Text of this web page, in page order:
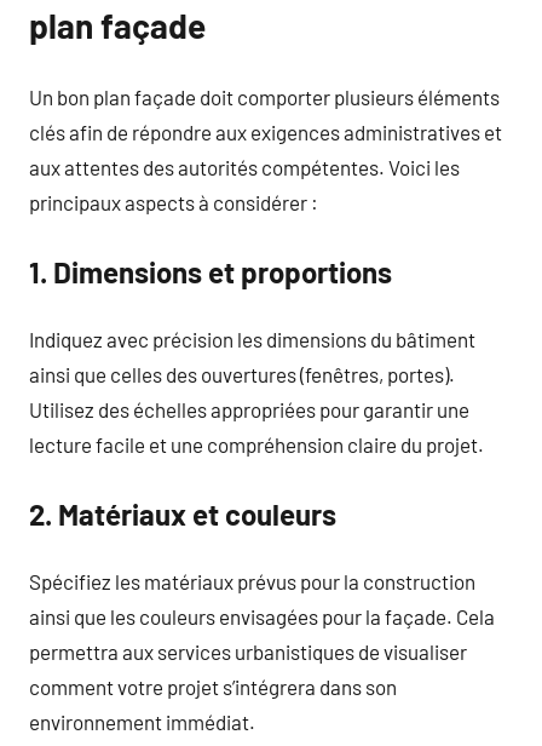
plan façade
Un bon plan façade doit comporter plusieurs éléments
clés afin de répondre aux exigences administratives et
aux attentes des autorités compétentes. Voici les
principaux aspects à considérer :
1. Dimensions et proportions
Indiquez avec précision les dimensions du bâtiment
ainsi que celles des ouvertures (fenêtres, portes).
Utilisez des échelles appropriées pour garantir une
lecture facile et une compréhension claire du projet.
2. Matériaux et couleurs
Spécifiez les matériaux prévus pour la construction
ainsi que les couleurs envisagées pour la façade. Cela
permettra aux services urbanistiques de visualiser
comment votre projet s’intégrera dans son
environnement immédiat.